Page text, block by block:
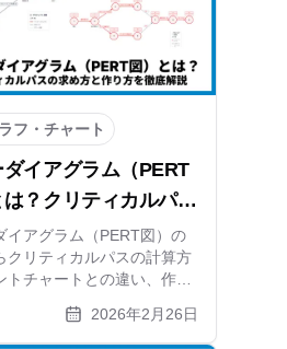
フ・チャート
ダイアグラム（PERT
は？クリティカルパス
と作り方を徹底解説
イアグラム（PERT図）の
クリティカルパスの計算方
トチャートとの違い、作り
テップまで解説。自動計算
料ツールも紹介します。
2026年2月26日